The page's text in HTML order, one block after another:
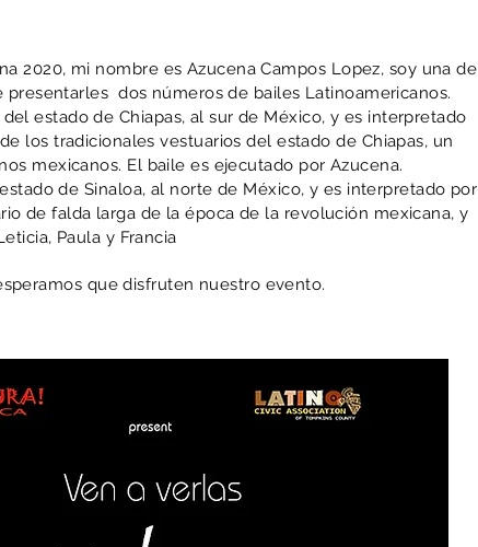
2020, mi nombre es Azucena Campos Lopez, soy una de
dos números de bailes Latinoamericanos.
estado de Chiapas, al sur de México, y es interpretado
los tradicionales vestuarios del estado de Chiapas, un
mexicanos. El baile es ejecutado por Azucena.
de Sinaloa, al norte de México, y es interpretado por
de falda larga de la época de la revolución mexicana, y
Paula y Francia
que disfruten nuestro evento.